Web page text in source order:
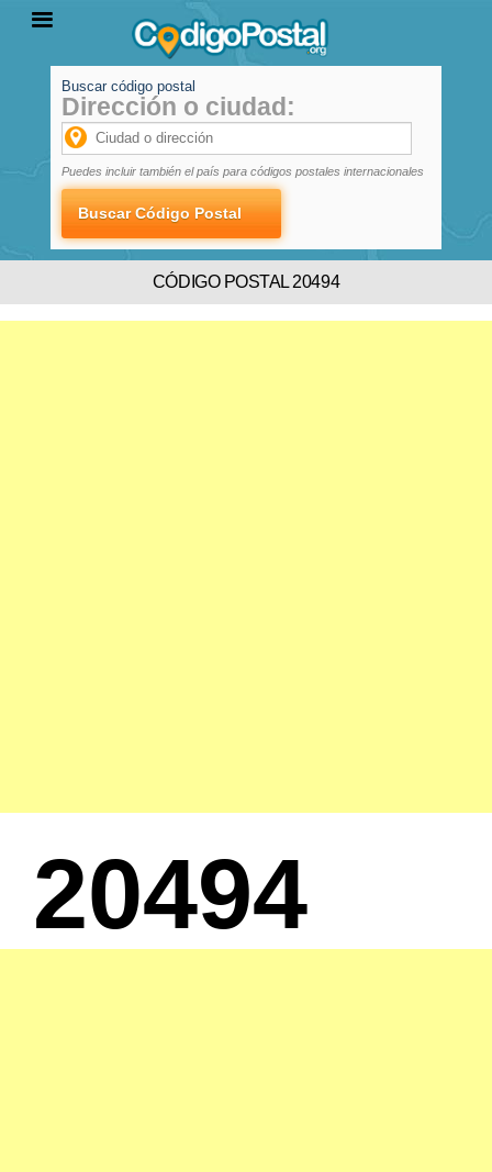
PROVINCIAS
LOCALIDADES
Buscar código postal
Dirección o ciudad:
Puedes incluir también el país para códigos postales internacionales
CÓDIGO POSTAL 20494
20494